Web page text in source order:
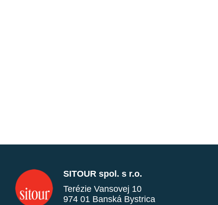
SITOUR spol. s r.o.
Terézie Vansovej 10
974 01 Banská Bystrica